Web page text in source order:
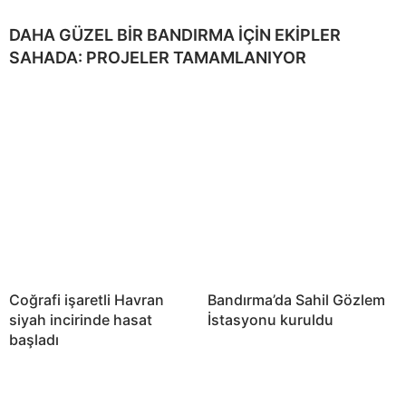
DAHA GÜZEL BİR BANDIRMA İÇİN EKİPLER
SAHADA: PROJELER TAMAMLANIYOR
Coğrafi işaretli Havran
siyah incirinde hasat
başladı
Bandırma’da Sahil Gözlem
İstasyonu kuruldu